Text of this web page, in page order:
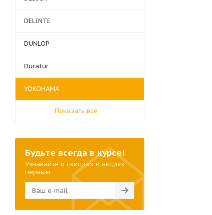
DELINTE
DUNLOP
Duratur
YOKOHAMA
Показать все
Будьте всегда в курсе!
Узнавайте о скидках и акциях
первым